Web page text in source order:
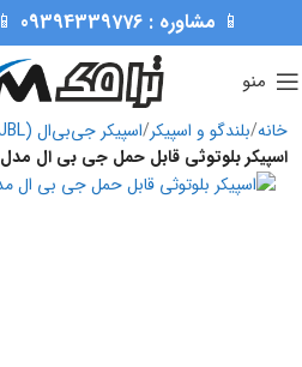
📱 مشاوره : 09394339776
📱
منو
خانه بلندگو و اسپیکر اسپیکر جی‌بی‌ال (JBL)
اسپیکر بلوتوثی قابل حمل جی بی ال مدل PARTY BOX 710